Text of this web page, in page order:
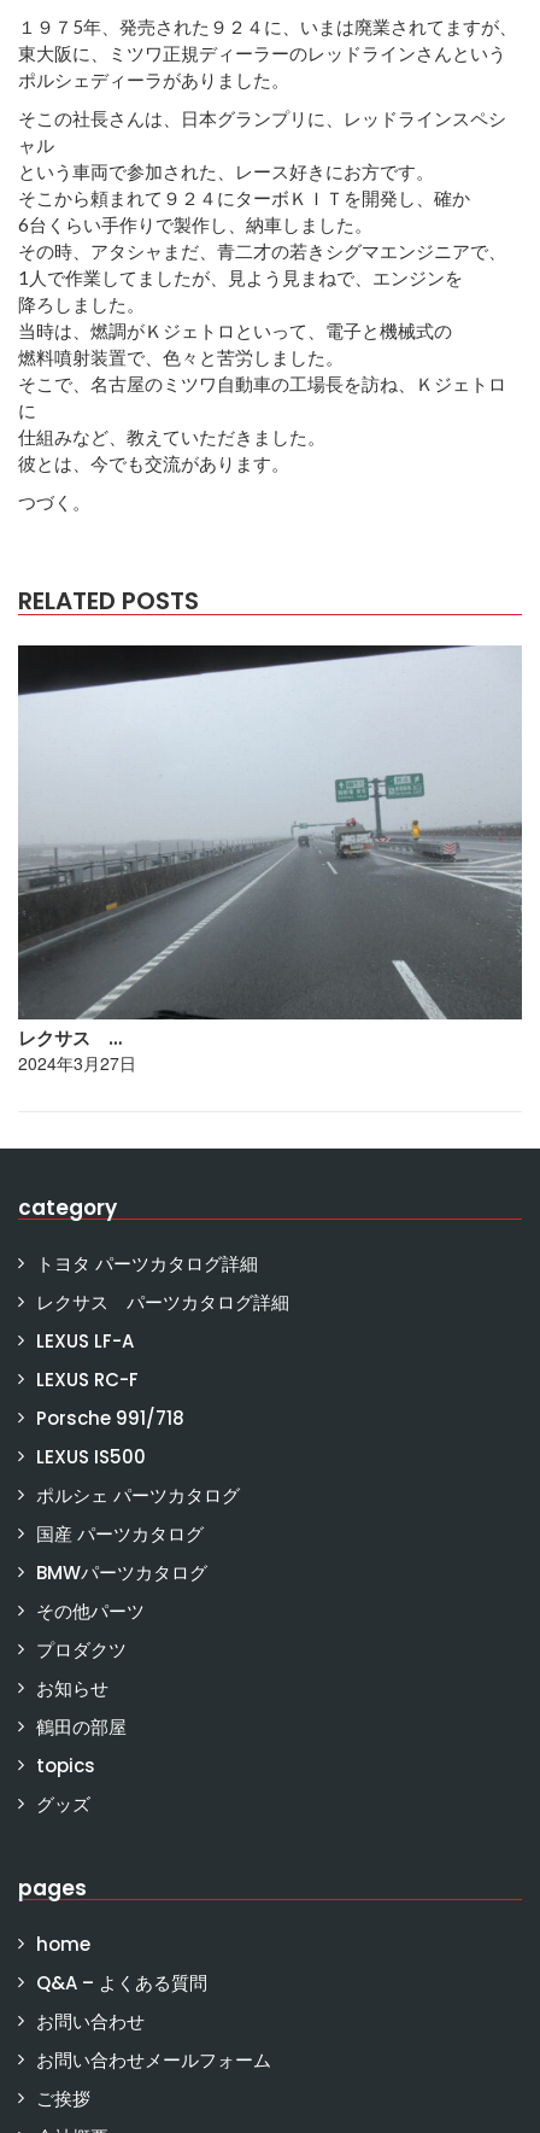
１９７5年、発売された９２４に、いまは廃業されてますが、
東大阪に、ミツワ正規ディーラーのレッドラインさんという
ポルシェディーラがありました。
そこの社長さんは、日本グランプリに、レッドラインスペシ
ャル
という車両で参加された、レース好きにお方です。
そこから頼まれて９２４にターボＫＩＴを開発し、確か
6台くらい手作りで製作し、納車しました。
その時、アタシャまだ、青二才の若きシグマエンジニアで、
1人で作業してましたが、見よう見まねで、エンジンを
降ろしました。
当時は、燃調がＫジェトロといって、電子と機械式の
燃料噴射装置で、色々と苦労しました。
そこで、名古屋のミツワ自動車の工場長を訪ね、Ｋジェトロ
に
仕組みなど、教えていただきました。
彼とは、今でも交流があります。
つづく。
RELATED POSTS
レクサス …
2024年3月27日
category
トヨタ パーツカタログ詳細
レクサス パーツカタログ詳細
LEXUS LF-A
LEXUS RC-F
Porsche 991/718
LEXUS IS500
ポルシェ パーツカタログ
国産 パーツカタログ
BMWパーツカタログ
その他パーツ
プロダクツ
お知らせ
鶴田の部屋
topics
グッズ
pages
home
Q&A – よくある質問
お問い合わせ
お問い合わせメールフォーム
ご挨拶